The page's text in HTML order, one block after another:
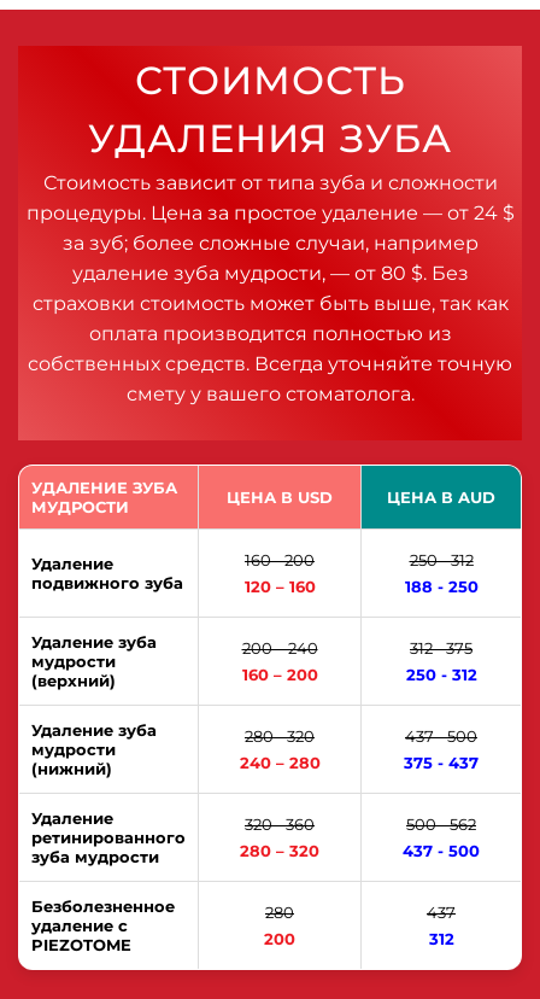
СТОИМОСТЬ
УДАЛЕНИЯ ЗУБА
Стоимость зависит от типа зуба и сложности
процедуры. Цена за простое удаление — от 24 $
за зуб; более сложные случаи, например
удаление зуба мудрости, — от 80 $. Без
страховки стоимость может быть выше, так как
оплата производится полностью из
собственных средств. Всегда уточняйте точную
смету у вашего стоматолога.
УДАЛЕНИЕ ЗУБА
МУДРОСТИ
ЦЕНА В USD ЦЕНА В AUD
Удаление
подвижного зуба
160 - 200
120 – 160
250 - 312
188 - 250
Удаление зуба
мудрости
(верхний)
200 – 240
160 – 200
312 - 375
250 - 312
Удаление зуба
мудрости
(нижний)
280 - 320
240 – 280
437 - 500
375 - 437
Удаление
ретинированного
зуба мудрости
320 - 360
280 – 320
500 - 562
437 - 500
Безболезненное
удаление с
PIEZOTOME
280
200
437
312